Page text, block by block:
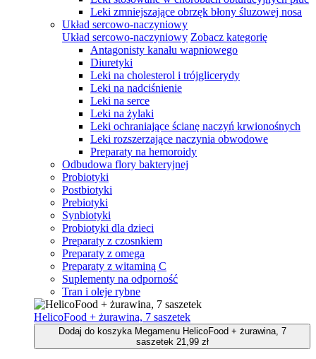
Leki zmniejszające obrzęk błony śluzowej nosa
Układ sercowo-naczyniowy
Układ sercowo-naczyniowy Zobacz kategorię
Antagonisty kanału wapniowego
Diuretyki
Leki na cholesterol i trójglicerydy
Leki na nadciśnienie
Leki na serce
Leki na żylaki
Leki ochraniające ścianę naczyń krwionośnych
Leki rozszerzające naczynia obwodowe
Preparaty na hemoroidy
Odbudowa flory bakteryjnej
Probiotyki
Postbiotyki
Prebiotyki
Synbiotyki
Probiotyki dla dzieci
Preparaty z czosnkiem
Preparaty z omega
Preparaty z witaminą C
Suplementy na odporność
Tran i oleje rybne
HelicoFood + żurawina, 7 saszetek
Dodaj do koszyka Megamenu HelicoFood + żurawina, 7
saszetek 21,99 zł